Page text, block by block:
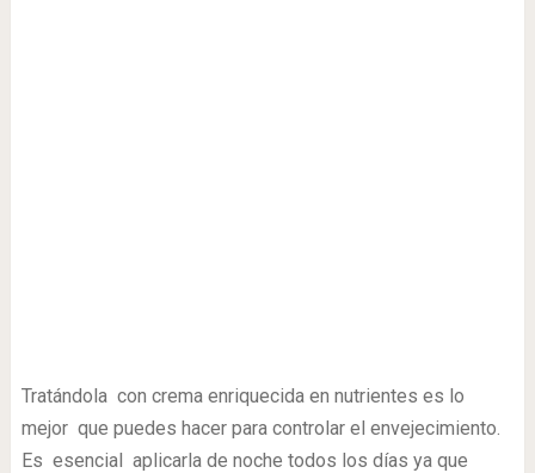
Tratándola con crema enriquecida en nutrientes es lo
mejor que puedes hacer para controlar el envejecimiento.
Es esencial aplicarla de noche todos los días ya que